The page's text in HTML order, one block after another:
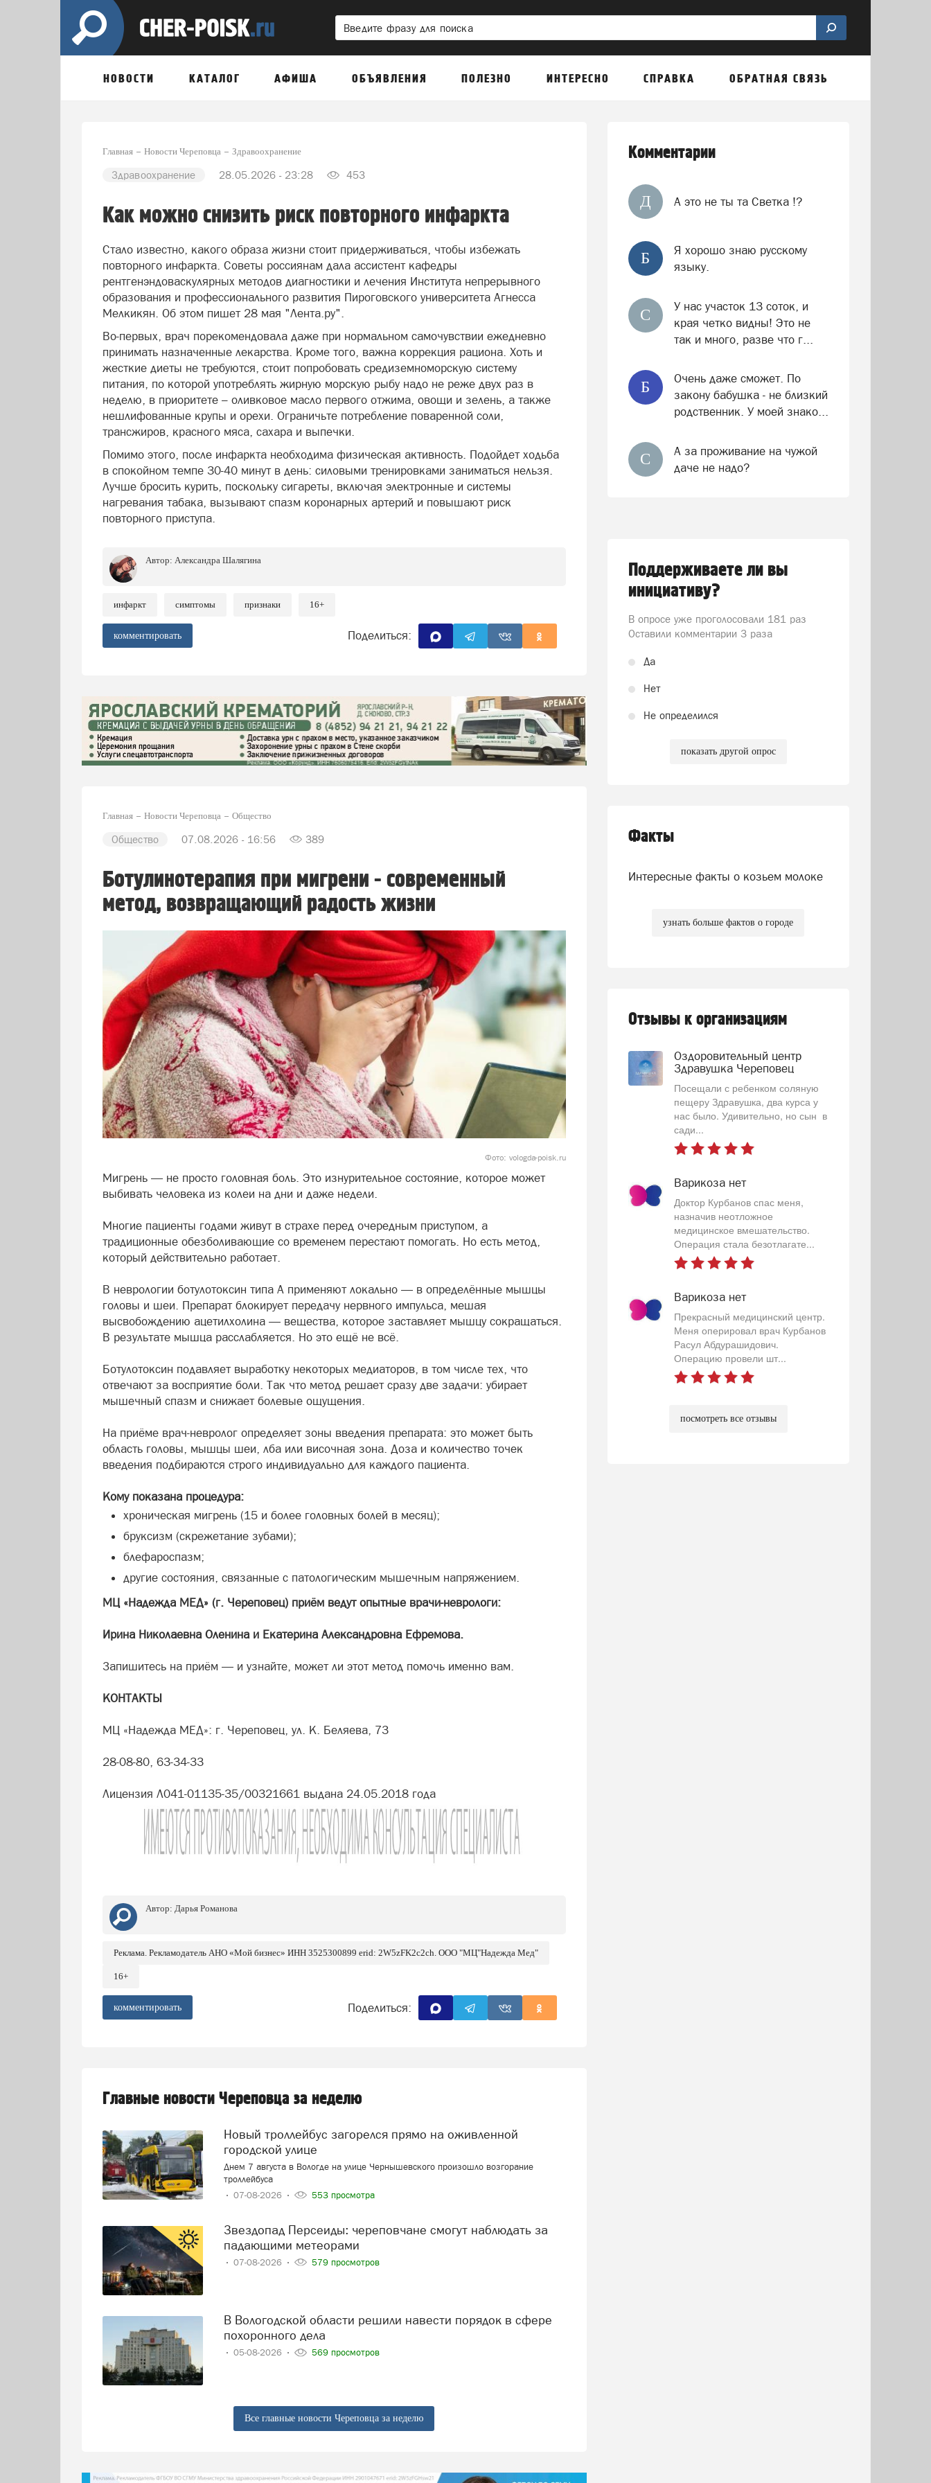
НОВОСТИ КАТАЛОГ АФИША ОБЪЯВЛЕНИЯ ПОЛЕЗНО ИНТЕРЕСНО СПРАВКА ОБРАТНАЯ СВЯЗЬ
Главная Новости Череповца Здравоохранение
Здравоохранение 28.05.2026 - 23:28 453
Как можно снизить риск повторного инфаркта
Стало известно, какого образа жизни стоит придерживаться, чтобы избежать
повторного инфаркта. Советы россиянам дала ассистент кафедры
рентгенэндоваскулярных методов диагностики и лечения Института непрерывного
образования и профессионального развития Пироговского университета Агнесса
Мелкикян. Об этом пишет 28 мая "Лента.ру".
Во-первых, врач порекомендовала даже при нормальном самочувствии ежедневно
принимать назначенные лекарства. Кроме того, важна коррекция рациона. Хоть и
жесткие диеты не требуются, стоит попробовать средиземноморскую систему
питания, по которой употреблять жирную морскую рыбу надо не реже двух раз в
неделю, в приоритете – оливковое масло первого отжима, овощи и зелень, а также
нешлифованные крупы и орехи. Ограничьте потребление поваренной соли,
трансжиров, красного мяса, сахара и выпечки.
Помимо этого, после инфаркта необходима физическая активность. Подойдет ходьба
в спокойном темпе 30-40 минут в день: силовыми тренировками заниматься нельзя.
Лучше бросить курить, поскольку сигареты, включая электронные и системы
нагревания табака, вызывают спазм коронарных артерий и повышают риск
повторного приступа.
Автор: Александра Шалягина
инфаркт симптомы признаки 16+
комментировать Поделиться:
Главная Новости Череповца Общество
Общество 07.08.2026 - 16:56 389
Ботулинотерапия при мигрени - современный
метод, возвращающий радость жизни
Фото: vologda-poisk.ru
Мигрень — не просто головная боль. Это изнурительное состояние, которое может
выбивать человека из колеи на дни и даже недели.
Многие пациенты годами живут в страхе перед очередным приступом, а
традиционные обезболивающие со временем перестают помогать. Но есть метод,
который действительно работает.
В неврологии ботулотоксин типа А применяют локально — в определённые мышцы
головы и шеи. Препарат блокирует передачу нервного импульса, мешая
высвобождению ацетилхолина — вещества, которое заставляет мышцу сокращаться.
В результате мышца расслабляется. Но это ещё не всё.
Ботулотоксин подавляет выработку некоторых медиаторов, в том числе тех, что
отвечают за восприятие боли. Так что метод решает сразу две задачи: убирает
мышечный спазм и снижает болевые ощущения.
На приёме врач-невролог определяет зоны введения препарата: это может быть
область головы, мышцы шеи, лба или височная зона. Доза и количество точек
введения подбираются строго индивидуально для каждого пациента.
Кому показана процедура:
хроническая мигрень (15 и более головных болей в месяц);
бруксизм (скрежетание зубами);
блефароспазм;
другие состояния, связанные с патологическим мышечным напряжением.
МЦ «Надежда МЕД» (г. Череповец) приём ведут опытные врачи-неврологи:
Ирина Николаевна Оленина и Екатерина Александровна Ефремова.
Запишитесь на приём — и узнайте, может ли этот метод помочь именно вам.
КОНТАКТЫ
МЦ «Надежда МЕД»: г. Череповец, ул. К. Беляева, 73
28-08-80, 63-34-33
Лицензия Л041-01135-35/00321661 выдана 24.05.2018 года
Автор: Дарья Романова
Реклама. Рекламодатель АНО «Мой бизнес» ИНН 3525300899 erid: 2W5zFK2c2ch. ООО "МЦ"Надежда Мед"
16+
комментировать Поделиться:
Главные новости Череповца за неделю
Новый троллейбус загорелся прямо на оживленной
городской улице
Днем 7 августа в Вологде на улице Чернышевского произошло возгорание
троллейбуса
07-08-2026
553 просмотра
Звездопад Персеиды: череповчане смогут наблюдать за
падающими метеорами
07-08-2026 579 просмотров
В Вологодской области решили навести порядок в сфере
похоронного дела
05-08-2026 569 просмотров
Все главные новости Череповца за неделю
Комментарии
Д А это не ты та Светка !?
Б
Я хорошо знаю русскому
языку.
С
У нас участок 13 соток, и
края четко видны! Это не
так и много, разве что г...
Б
Очень даже сможет. По
закону бабушка - не близкий
родственник. У моей знако...
С
А за проживание на чужой
даче не надо?
Поддерживаете ли вы
инициативу?
В опросе уже проголосовали 181 раз
Оставили комментарии 3 раза
Да
Нет
Не определился
показать другой опрос
Факты
Интересные факты о козьем молоке
узнать больше фактов о городе
Отзывы к организациям
Оздоровительный центр
Здравушка Череповец
Посещали с ребенком соляную
пещеру Здравушка, два курса у
нас было. Удивительно, но сын в
сади...
Варикоза нет
Доктор Курбанов спас меня,
назначив неотложное
медицинское вмешательство.
Операция стала безотлагате...
Варикоза нет
Прекрасный медицинский центр.
Меня оперировал врач Курбанов
Расул Абдурашидович.
Операцию провели шт...
посмотреть все отзывы